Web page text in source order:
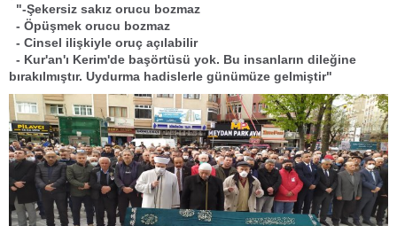
"-Şekersiz sakız orucu bozmaz
- Öpüşmek orucu bozmaz
- Cinsel ilişkiyle oruç açılabilir
- Kur'an'ı Kerim'de başörtüsü yok. Bu insanların dileğine
bırakılmıştır. Uydurma hadislerle günümüze gelmiştir"